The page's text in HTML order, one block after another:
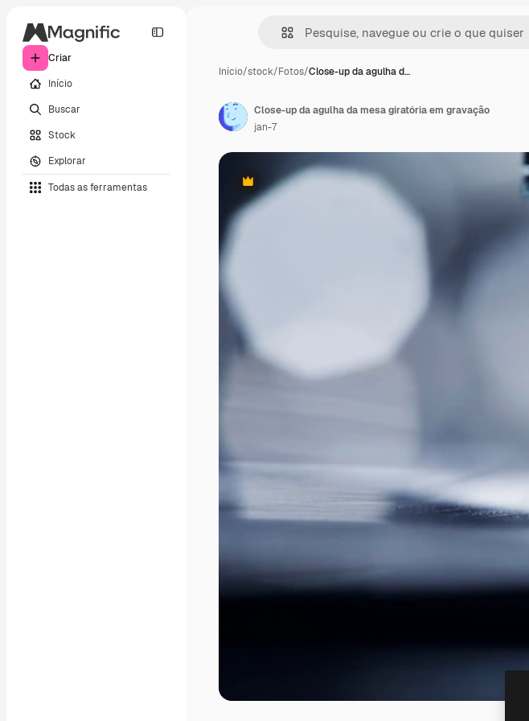
Criar
Início
Buscar
Stock
Explorar
Todas as ferramentas
Início/stock/Fotos/Close-up da agulha d…
Premium
Close-up da agulha da mesa giratória em gravação
jan-7